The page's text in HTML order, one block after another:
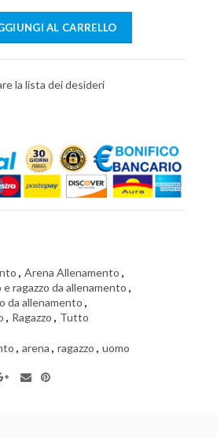
AL CARRELLO
la lista dei desideri
, Arena Allenamento ,
ragazzo da allenamento ,
da allenamento ,
, Ragazzo , Tutto
, arena , ragazzo , uomo